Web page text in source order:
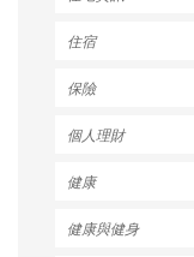
住宿
保險
個人理財
健康
健康與健身